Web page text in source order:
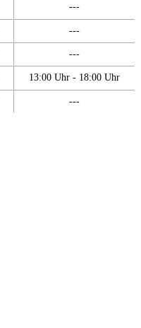
---
---
---
13:00 Uhr - 18:00 Uhr
---